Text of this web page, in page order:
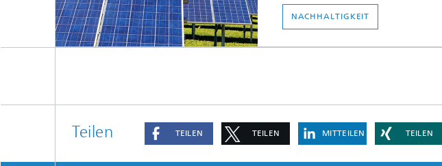
NACHHALTIGKEIT
Teilen TEILEN TEILEN MITTEILEN TEILEN